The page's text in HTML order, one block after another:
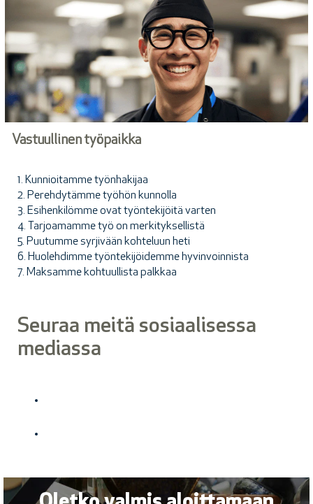
Vastuullinen työpaikka
1. Kunnioitamme työnhakijaa
2. Perehdytämme työhön kunnolla
3. Esihenkilömme ovat työntekijöitä varten
4. Tarjoamamme työ on merkityksellistä
5. Puutumme syrjivään kohteluun heti
6. Huolehdimme työntekijöidemme hyvinvoinnista
7. Maksamme kohtuullista palkkaa
Seuraa meitä sosiaalisessa
mediassa